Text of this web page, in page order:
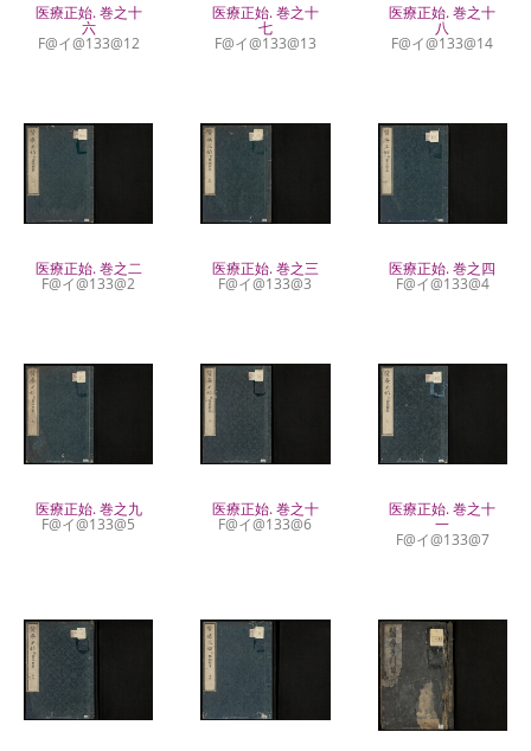
医療正始. 巻之十
六
F@イ@133@12
医療正始. 巻之十
七
F@イ@133@13
医療正始. 巻之十
八
F@イ@133@14
医療正始. 巻之二
F@イ@133@2
医療正始. 巻之三
F@イ@133@3
医療正始. 巻之四
F@イ@133@4
医療正始. 巻之九
F@イ@133@5
医療正始. 巻之十
F@イ@133@6
医療正始. 巻之十
一
F@イ@133@7